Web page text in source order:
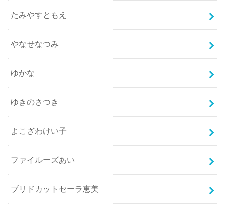
たみやすともえ
やなせなつみ
ゆかな
ゆきのさつき
よこざわけい子
ファイルーズあい
ブリドカットセーラ恵美